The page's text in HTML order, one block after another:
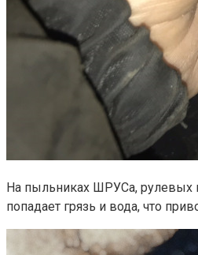
На пыльниках ШРУСа, рулевых
попадает грязь и вода, что